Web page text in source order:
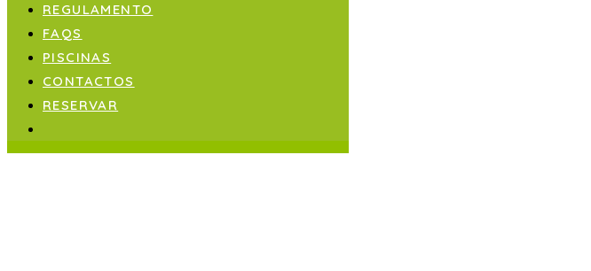
REGULAMENTO
FAQS
PISCINAS
CONTACTOS
RESERVAR